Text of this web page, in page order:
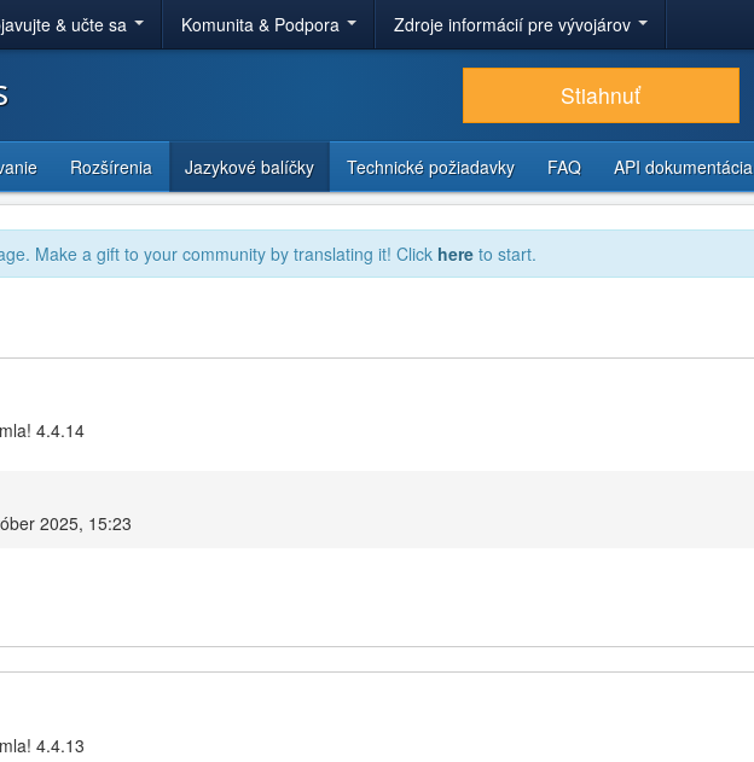
& učte sa Komunita & Podpora Zdroje informácií pre vývojárov
Stiahnuť
Rozšírenia Jazykové balíčky Technické požiadavky FAQ API dokumentácia
Make a gift to your community by translating it! Click here to start.
4.4.14
2025, 15:23
4.4.13